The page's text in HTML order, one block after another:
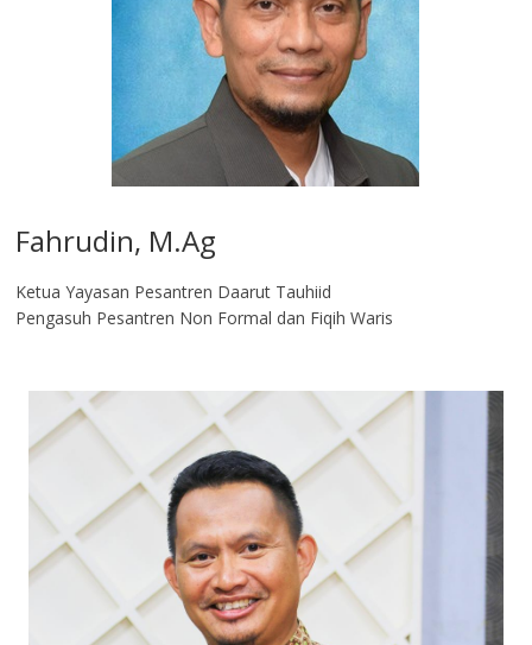
Fahrudin, M.Ag​
Ketua Yayasan Pesantren Daarut Tauhiid
Pengasuh Pesantren Non Formal dan Fiqih Waris